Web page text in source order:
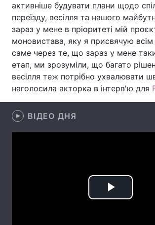
Здоров'я Туризм
Цікавинки Погода
Екологія Регіони
Лонгріди
Відео з Youtube
активніше будувати плани щодо
переїзду, весілля та нашого
зараз у мене в пріоритеті мій
моновистава, яку я присвячую всім
саме через те, що зараз у мене
етап, ми зрозуміли, що багато
весілля теж потрібно ухвалювати
наголосила акторка в інтерв'ю для
ВІДЕО ДНЯ
Play